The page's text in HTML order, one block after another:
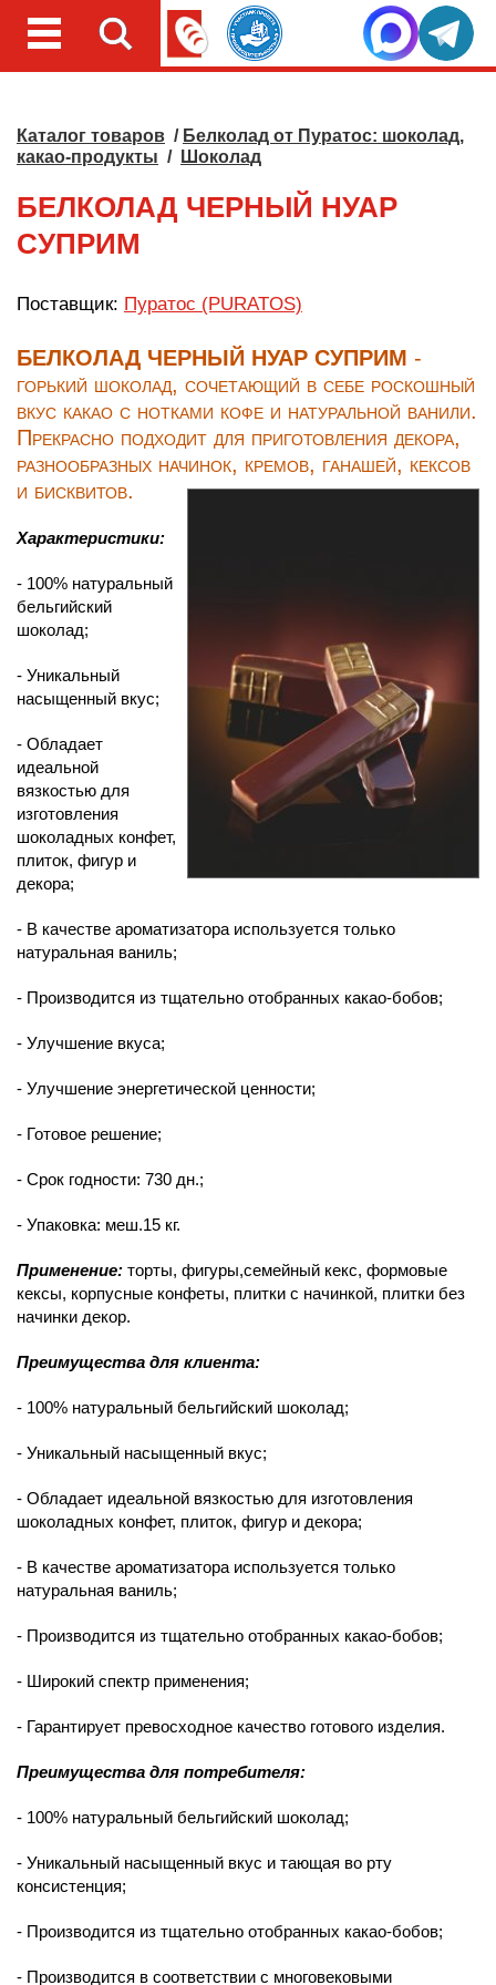
Каталог товаров / Белколад от Пуратос: шоколад,
какао-продукты / Шоколад
БЕЛКОЛАД ЧЕРНЫЙ НУАР
СУПРИМ
Поставщик: Пуратос (PURATOS)
БЕЛКОЛАД ЧЕРНЫЙ НУАР СУПРИМ -
горький шоколад, сочетающий в себе роскошный
вкус какао с нотками кофе и натуральной ванили.
Прекрасно подходит для приготовления декора,
разнообразных начинок, кремов, ганашей, кексов
и бисквитов.
Характеристики:
- 100% натуральный
бельгийский
шоколад;
- Уникальный
насыщенный вкус;
- Обладает
идеальной
вязкостью для
изготовления
шоколадных конфет,
плиток, фигур и
декора;
- В качестве ароматизатора используется только
натуральная ваниль;
- Производится из тщательно отобранных какао-бобов;
- Улучшение вкуса;
- Улучшение энергетической ценности;
- Готовое решение;
- Срок годности: 730 дн.;
- Упаковка: меш.15 кг.
Применение: торты, фигуры,семейный кекс, формовые
кексы, корпусные конфеты, плитки с начинкой, плитки без
начинки декор.
Преимущества для клиента:
- 100% натуральный бельгийский шоколад;
- Уникальный насыщенный вкус;
- Обладает идеальной вязкостью для изготовления
шоколадных конфет, плиток, фигур и декора;
- В качестве ароматизатора используется только
натуральная ваниль;
- Производится из тщательно отобранных какао-бобов;
- Широкий спектр применения;
- Гарантирует превосходное качество готового изделия.
Преимущества для потребителя:
- 100% натуральный бельгийский шоколад;
- Уникальный насыщенный вкус и тающая во рту
консистенция;
- Производится из тщательно отобранных какао-бобов;
- Производится в соответствии с многовековыми